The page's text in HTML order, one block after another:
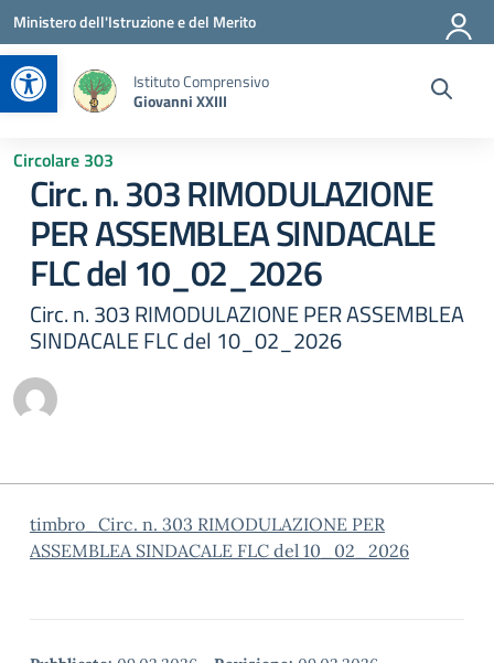
Apri la barra degli strumenti
Vai ai contenuti
Vai al menu di navigazione
Vai al footer
Ministero dell'Istruzione e del Merito
Istituto Comprensivo
Giovanni XXIII
Circolare 303
Circ. n. 303 RIMODULAZIONE
PER ASSEMBLEA SINDACALE
FLC del 10_02_2026
Circ. n. 303 RIMODULAZIONE PER ASSEMBLEA
SINDACALE FLC del 10_02_2026
timbro_Circ. n. 303 RIMODULAZIONE PER
ASSEMBLEA SINDACALE FLC del 10_02_2026